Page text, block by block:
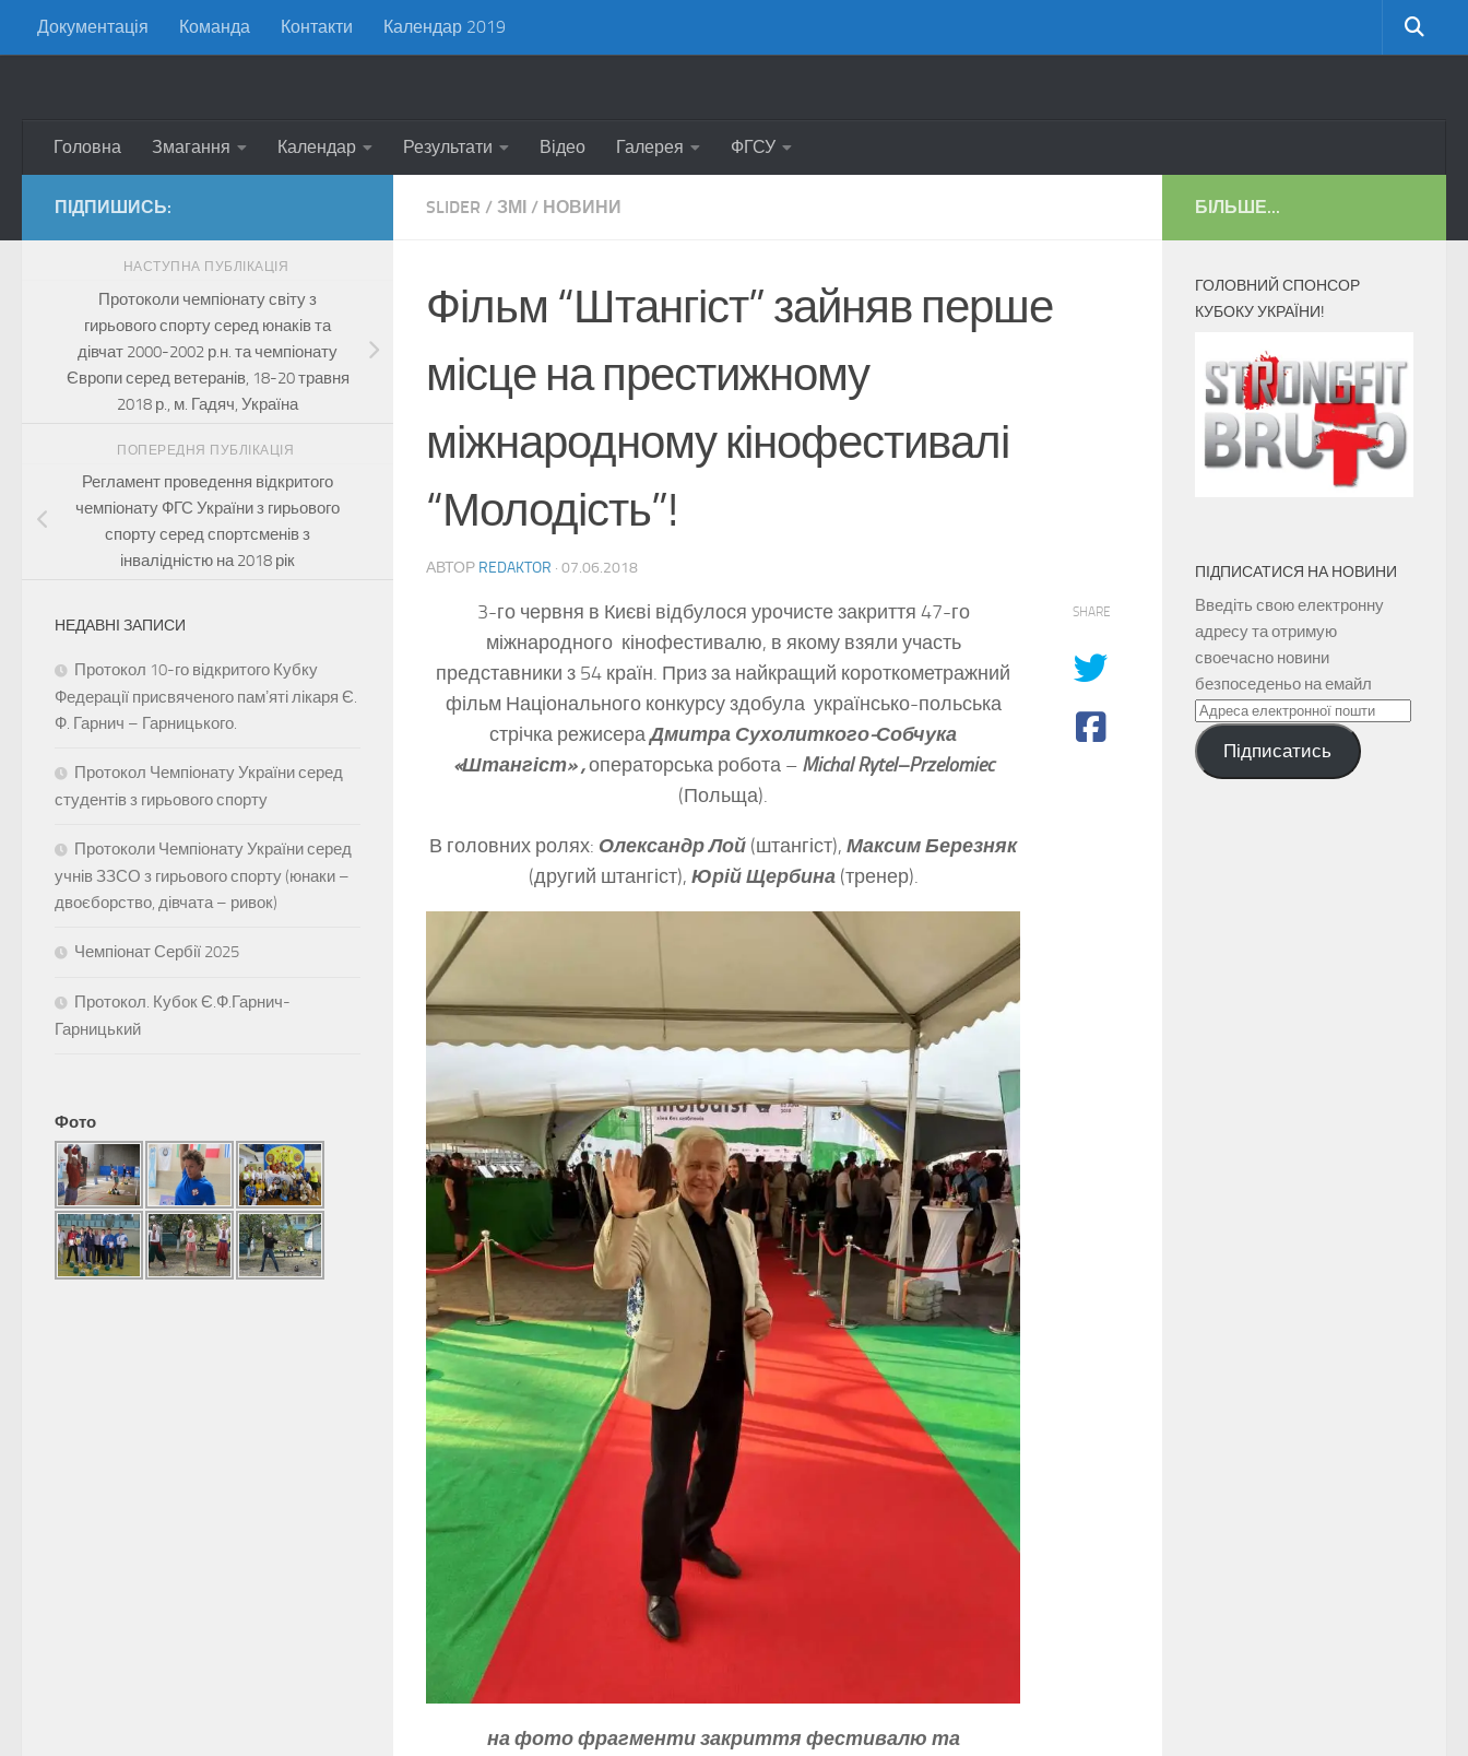
Skip to content
Документація Команда Контакти Календар 2019
Головна Змагання Календар Результати Відео Галерея ФГСУ
SLIDER / ЗМІ / НОВИНИ
Фільм “Штангіст” зайняв перше
місце на престижному
міжнародному кінофестивалі
“Молодість”!
АВТОР REDAKTOR · 07.06.2018
3-го червня в Києві відбулося урочисте закриття 47-го
міжнародного кінофестивалю, в якому взяли участь
представники з 54 країн. Приз за найкращий короткометражний
фільм Національного конкурсу здобула українсько-польська
стрічка режисераДмитра Сухолиткого-Собчука
«Штангіст» ,операторська робота – Michal Rytel–Przelomiec
(Польща).
В головних ролях: Олександр Лой (штангіст), Максим Березняк
(другий штангіст), Юрій Щербина(тренер).
на фото фрагменти закриття фестивалю та
SHARE
ПІДПИШИСЬ:
НАСТУПНА ПУБЛІКАЦІЯ
Протоколи чемпіонату світу з
гирьового спорту серед юнаків та
дівчат 2000-2002 р.н. та чемпіонату
Європи серед ветеранів, 18-20 травня
2018 р., м. Гадяч, Україна
ПОПЕРЕДНЯ ПУБЛІКАЦІЯ
Регламент проведення відкритого
чемпіонату ФГС України з гирьового
спорту серед спортсменів з
інвалідністю на 2018 рік
НЕДАВНІ ЗАПИСИ
Протокол 10-го відкритого Кубку
Федерації присвяченого памʼяті лікаря Є.
Ф. Гарнич – Гарницького.
Протокол Чемпіонату України серед
студентів з гирьового спорту
Протоколи Чемпіонату України серед
учнів ЗЗСО з гирьового спорту (юнаки –
двоєборство, дівчата – ривок)
Чемпіонат Сербії 2025
Протокол. Кубок Є.Ф.Гарнич-
Гарницький
Фото
БІЛЬШЕ...
ГОЛОВНИЙ СПОНСОР
КУБОКУ УКРАЇНИ!
ПІДПИСАТИСЯ НА НОВИНИ
Введіть свою електронну
адресу та отримую
своечасно новини
безпоседеньо на емайл
Адреса
електронної
поштиПідписатись